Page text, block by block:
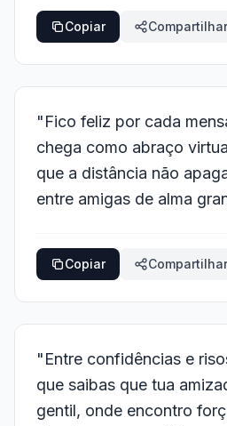
Copiar Compartilhar
"Fico feliz por cada
chega como abraço
que a distância não
entre amigas de alma
Copiar Compartilhar
"Entre confidências e
que saibas que tua
gentil, onde encontro